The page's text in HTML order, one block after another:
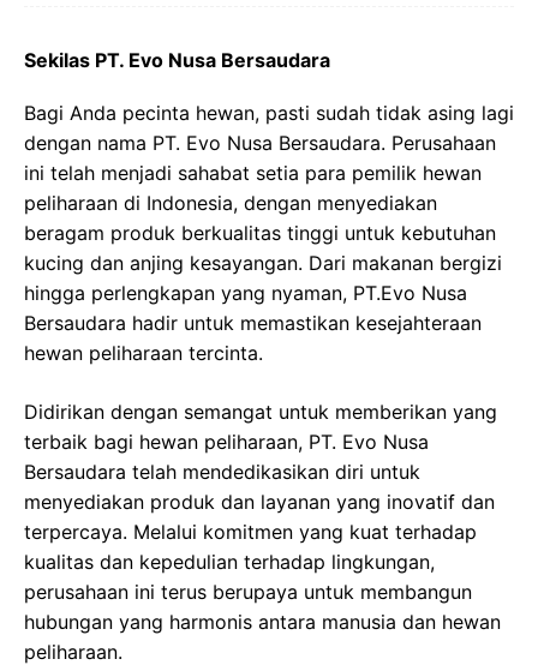
Sekilas PT. Evo Nusa Bersaudara
Bagi Anda pecinta hewan, pasti sudah tidak asing lagi
dengan nama PT. Evo Nusa Bersaudara. Perusahaan
ini telah menjadi sahabat setia para pemilik hewan
peliharaan di Indonesia, dengan menyediakan
beragam produk berkualitas tinggi untuk kebutuhan
kucing dan anjing kesayangan. Dari makanan bergizi
hingga perlengkapan yang nyaman, PT.Evo Nusa
Bersaudara hadir untuk memastikan kesejahteraan
hewan peliharaan tercinta.
Didirikan dengan semangat untuk memberikan yang
terbaik bagi hewan peliharaan, PT. Evo Nusa
Bersaudara telah mendedikasikan diri untuk
menyediakan produk dan layanan yang inovatif dan
terpercaya. Melalui komitmen yang kuat terhadap
kualitas dan kepedulian terhadap lingkungan,
perusahaan ini terus berupaya untuk membangun
hubungan yang harmonis antara manusia dan hewan
peliharaan.